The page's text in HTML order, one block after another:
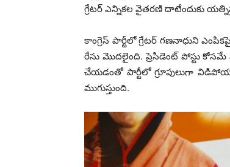
గ్రేట‌ర్ ఎన్నిక‌ల వైత‌ర‌ణి దాటేందుకు
కాంగ్రెస్ పార్టీలో గ్రేట‌ర్ గ‌ణ‌నాధుని
రేసు మొదలైంది. ప్రెసిడెంట్‌ పోస్టు కోసమే
చేయ‌డంతో పార్టీలో గ్రూపులుగా
ముగుస్తుంది.